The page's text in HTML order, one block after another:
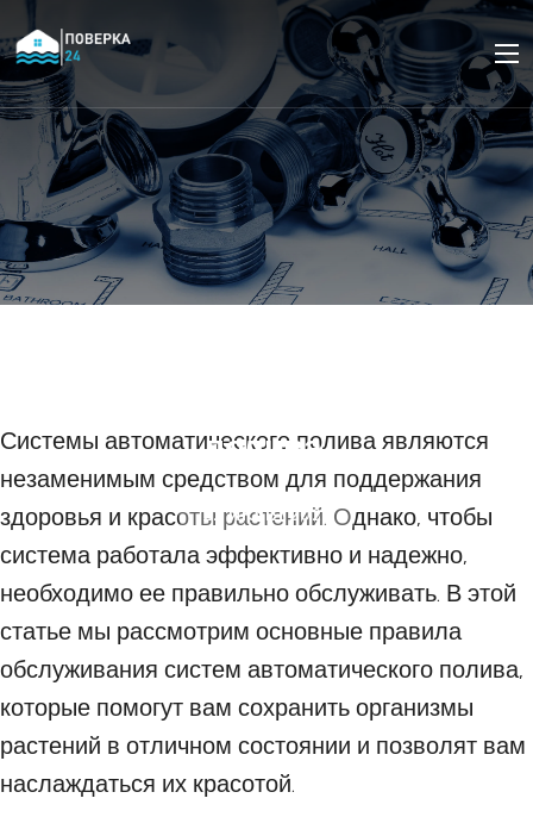
полива.
22 ИЮЛЯ 2023
Системы автоматического полива являются
незаменимым средством для поддержания
здоровья и красоты растений. Однако, чтобы
система работала эффективно и надежно,
необходимо ее правильно обслуживать. В этой
статье мы рассмотрим основные правила
обслуживания систем автоматического полива,
которые помогут вам сохранить организмы
растений в отличном состоянии и позволят вам
наслаждаться их красотой.